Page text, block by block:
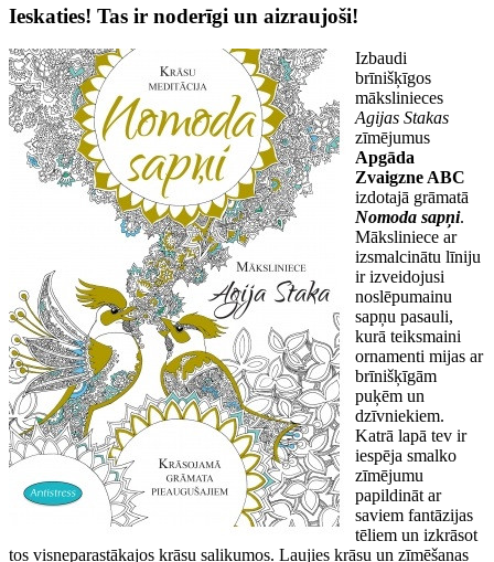
Ieskaties! Tas ir noderīgi un aizraujoši!
Izbaudi
brīnišķīgos
mākslinieces
Agijas Stakas
zīmējumus
Apgāda
Zvaigzne ABC
izdotajā grāmatā
Nomoda sapņi.
Māksliniece ar
izsmalcinātu līniju
ir izveidojusi
noslēpumainu
sapņu pasauli,
kurā teiksmaini
ornamenti mijas ar
brīnišķīgām
puķēm un
dzīvniekiem.
Katrā lapā tev ir
iespēja smalko
zīmējumu
papildināt ar
saviem fantāzijas
tēliem un izkrāsot
tos visneparastākajos krāsu salikumos. Ļaujies krāsu un zīmēšanas